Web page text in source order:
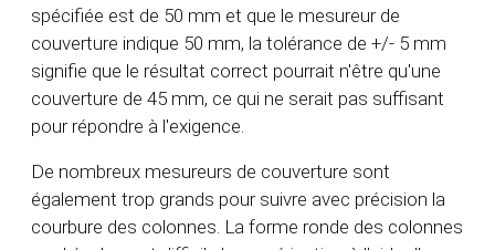
spécifiée est de 50 mm et que le mesureur de
couverture indique 50 mm, la tolérance de +/- 5 mm
signifie que le résultat correct pourrait n'être qu'une
couverture de 45 mm, ce qui ne serait pas suffisant
pour répondre à l'exigence.
De nombreux mesureurs de couverture sont
également trop grands pour suivre avec précision la
courbure des colonnes. La forme ronde des colonnes